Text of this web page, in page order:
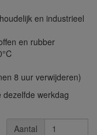
en industrieel
en rubber
8 uur verwijderen)
werkdag
Aantal